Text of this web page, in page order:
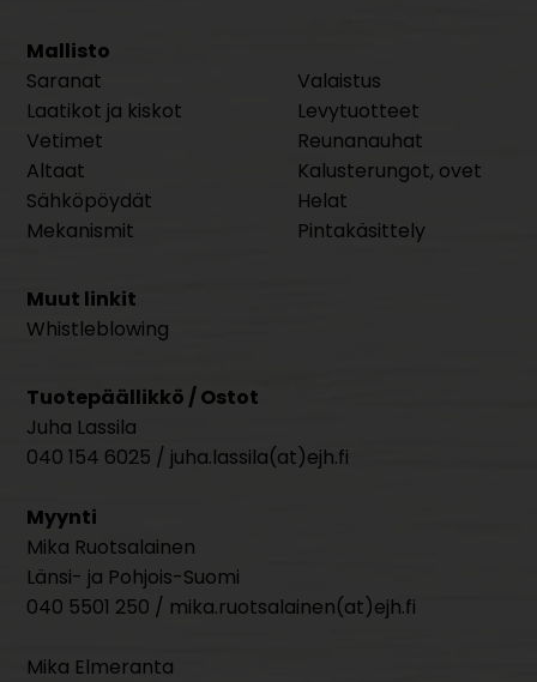
Mallisto
Saranat
Laatikot ja kiskot
Vetimet
Altaat
Sähköpöydät
Mekanismit
Valaistus
Levytuotteet
Reunanauhat
Kalusterungot, ovet
Helat
Pintakäsittely
Muut linkit
Whistleblowing
Tuotepäällikkö / Ostot
Juha Lassila
040 154 6025 / juha.lassila(at)ejh.fi
Myynti
Mika Ruotsalainen
Länsi- ja Pohjois-Suomi
040 5501 250 / mika.ruotsalainen(at)ejh.fi
Mika Elmeranta